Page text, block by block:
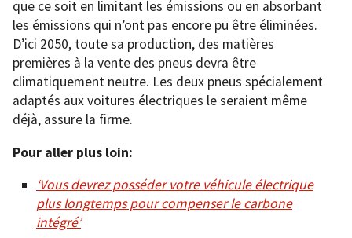
que ce soit en limitant les émissions ou en absorbant
les émissions qui n’ont pas encore pu être éliminées.
D’ici 2050, toute sa production, des matières
premières à la vente des pneus devra être
climatiquement neutre. Les deux pneus spécialement
adaptés aux voitures électriques le seraient même
déjà, assure la firme.
Pour aller plus loin:
‘Vous devrez posséder votre véhicule électrique
plus longtemps pour compenser le carbone
intégré’